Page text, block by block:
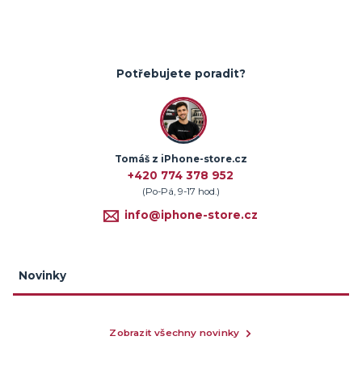
Potřebujete poradit?
Tomáš z iPhone-store.cz
+420 774 378 952
(Po-Pá, 9-17 hod.)
info@iphone-store.cz
Novinky
Zobrazit všechny novinky